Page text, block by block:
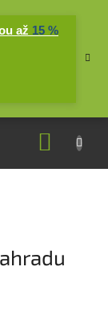
až 15 %